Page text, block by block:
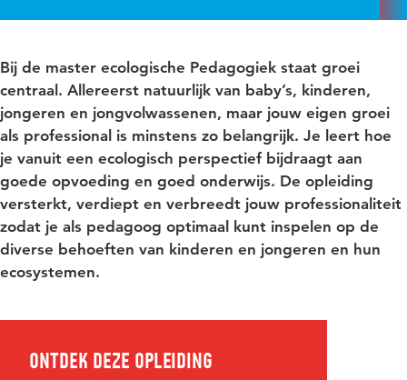
Bij de master ecologische Pedagogiek staat groei
centraal. Allereerst natuurlijk van baby’s, kinderen,
jongeren en jongvolwassenen, maar jouw eigen groei
als professional is minstens zo belangrijk. Je leert hoe
je vanuit een ecologisch perspectief bijdraagt aan
goede opvoeding en goed onderwijs. De opleiding
versterkt, verdiept en verbreedt jouw professionaliteit
zodat je als pedagoog optimaal kunt inspelen op de
diverse behoeften van kinderen en jongeren en hun
ecosystemen.
Ontdek deze opleiding